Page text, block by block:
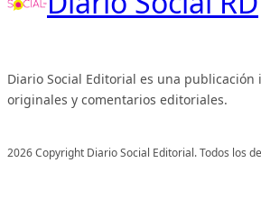
Diario Social Editorial es una
originales y comentarios editoriales.
2026 Copyright Diario Social Editorial. Todos los